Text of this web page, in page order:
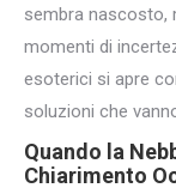
sembra nascosto,
momenti di
esoterici si apre
soluzioni che
Quando la
Chiarimento